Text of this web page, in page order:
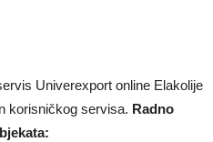
Univerexport online Elakolije
korisničkog servisa. Radno